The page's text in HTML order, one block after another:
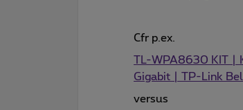
Cfr p.ex.
TL-WPA8630 KIT |
Gigabit | TP-Link
versus